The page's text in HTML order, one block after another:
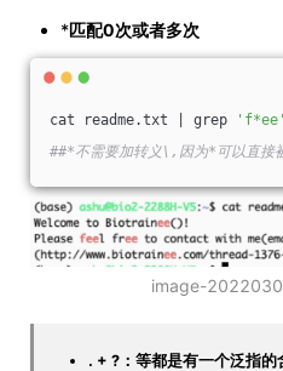
*匹配0次或者多次
cat readme.txt | grep
'f*ee'
##*不需要加转义\,因为*可以直
image-
. + ?：等都是有一个泛指的